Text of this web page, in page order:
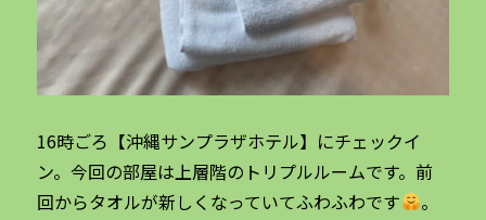
16時ごろ【沖縄サンプラザホテル】にチェックイ
ン。今回の部屋は上層階のトリプルルームです。前
回からタオルが新しくなっていてふわふわです
。